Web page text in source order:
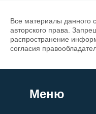
Все материалы данного
авторского права.
распространение
согласия
Меню